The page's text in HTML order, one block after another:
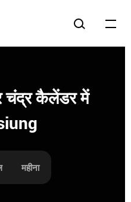
चंद्र कैलेंडर में
महीना